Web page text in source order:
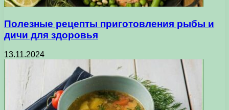
Полезные рецепты приготовления рыбы и
дичи для здоровья
13.11.2024